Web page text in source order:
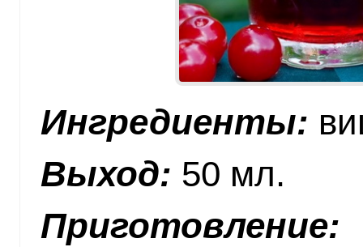
Ингредиенты:
Выход: 50 мл.
Приготовление: